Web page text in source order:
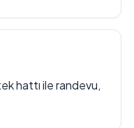
hattı ile randevu,